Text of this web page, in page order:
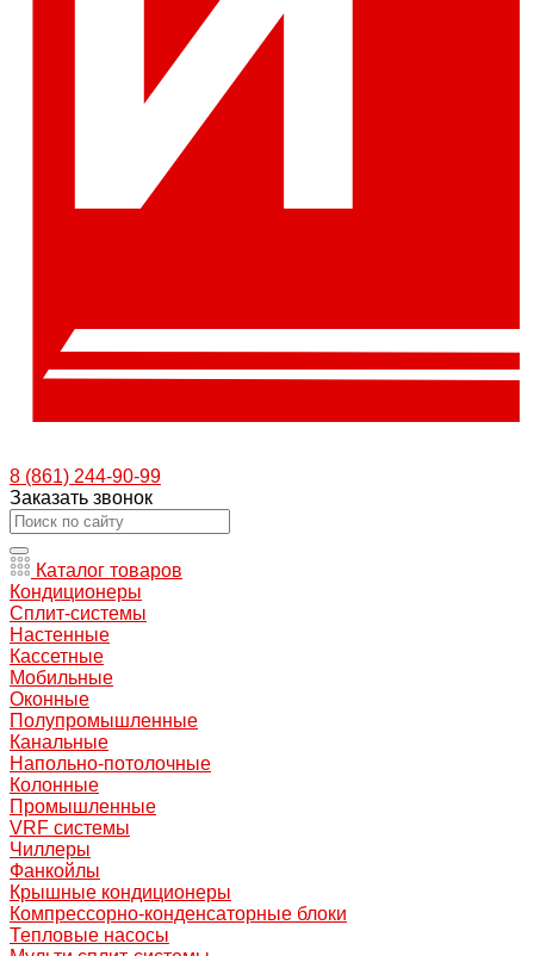
8 (861) 244-90-99
Заказать звонок
Каталог товаров
Кондиционеры
Сплит-системы
Настенные
Кассетные
Мобильные
Оконные
Полупромышленные
Канальные
Напольно-потолочные
Колонные
Промышленные
VRF системы
Чиллеры
Фанкойлы
Крышные кондиционеры
Компрессорно-конденсаторные блоки
Тепловые насосы